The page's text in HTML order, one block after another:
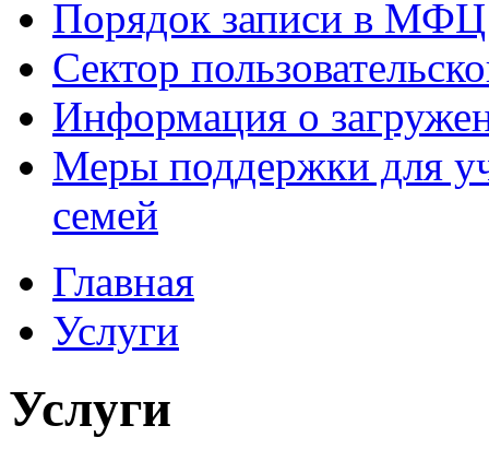
Порядок записи в МФЦ
Сектор
Информация о
Меры поддержки для
семей
Главная
Услуги
Услуги